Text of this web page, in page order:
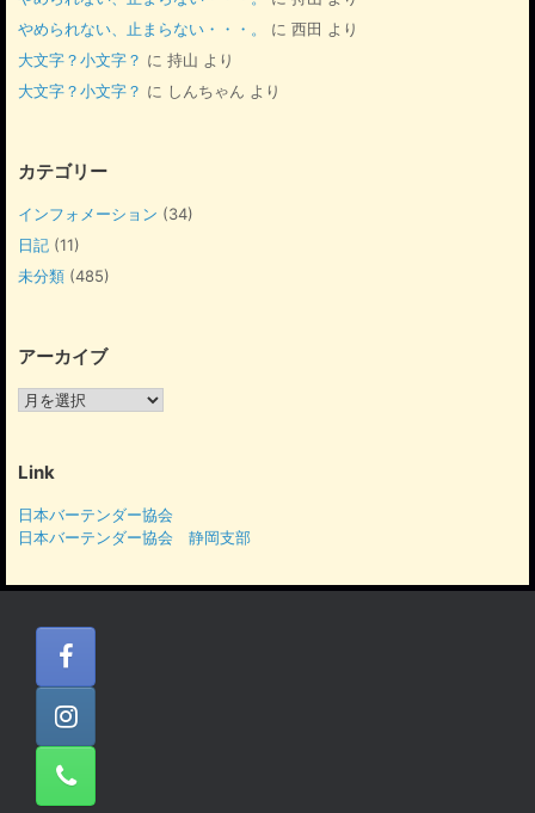
やめられない、止まらない・・・。
に 西田 より
大文字？小文字？ に 持山 より
大文字？小文字？ に しんちゃん より
カテゴリー
インフォメーション (34)
日記 (11)
未分類 (485)
アーカイブ
ア
イ
Link
日本バーテンダー協会
日本バーテンダー協会 静岡支部